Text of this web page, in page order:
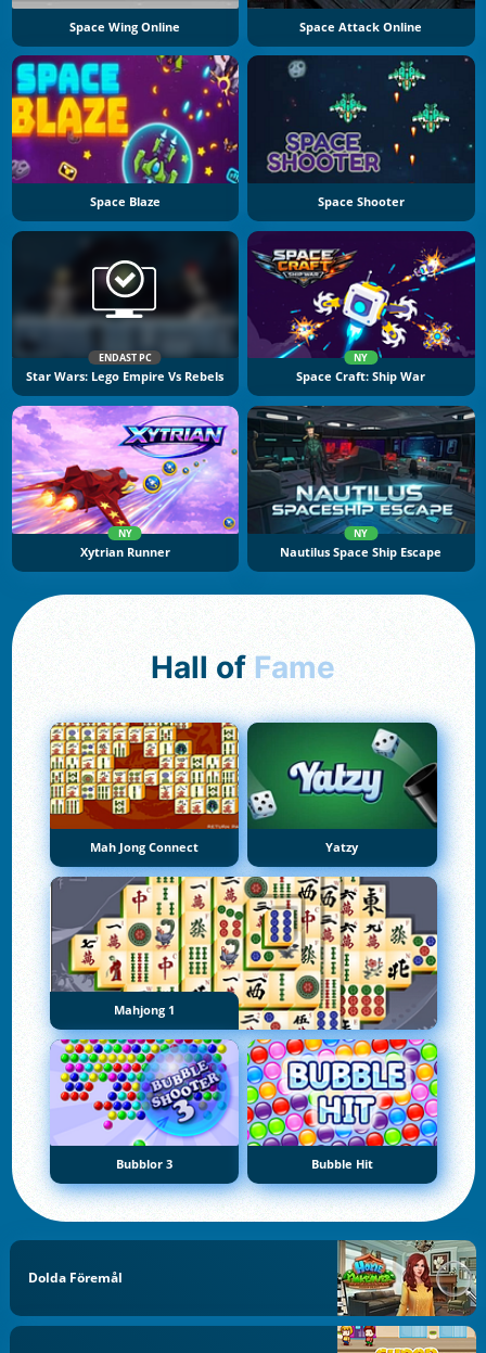
Space Wing Online Space Attack Online
Space Blaze Space Shooter
ENDAST PC
Star Wars: Lego Empire Vs Rebels
NY
Space Craft: Ship War
NY
Xytrian Runner
NY
Nautilus Space Ship Escape
Hall of Fame
Mah Jong Connect Yatzy
Mahjong 1
Bubblor 3 Bubble Hit
Dolda Föremål